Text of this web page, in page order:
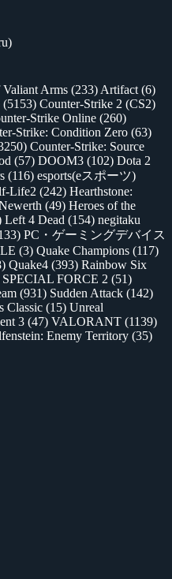
Arms (233) Artifact (6)
(5153) Counter-Strike 2 (CS2)
Strike Online (260)
Strike: Condition Zero (63)
Counter-Strike: Source
(57) DOOM3 (102) Dota 2
(116) esports(eスポーツ)
Life2 (242) Hearthstone:
(49) Heroes of the
Left 4 Dead (154) negitaku
PC・ゲーミングデバイス
(3) Quake Champions (117)
Quake4 (393) Rainbow Six
SPECIAL FORCE 2 (51)
(931) Sudden Attack (142)
Classic (15) Unreal
3 (47) VALORANT (1139)
Enemy Territory (35)